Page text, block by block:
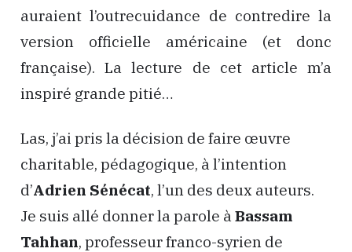
auraient l’outrecuidance de contredire la
version officielle américaine (et donc
française). La lecture de cet article m’a
inspiré grande pitié…
Las, j’ai pris la décision de faire œuvre
charitable, pédagogique, à l’intention
d’Adrien Sénécat, l’un des deux auteurs.
Je suis allé donner la parole à Bassam
Tahhan, professeur franco-syrien de